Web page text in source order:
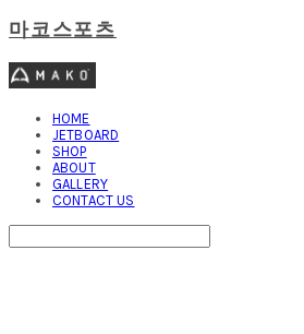
마코스포츠
HOME
JETBOARD
SHOP
ABOUT
GALLERY
CONTACT US